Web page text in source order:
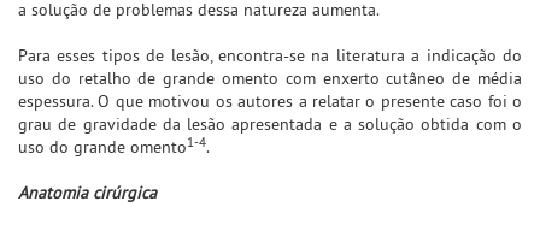
a solução de problemas dessa natureza aumenta.
Para esses tipos de lesão, encontra-se na literatura a indicação do
uso do retalho de grande omento com enxerto cutâneo de média
espessura. O que motivou os autores a relatar o presente caso foi o
grau de gravidade da lesão apresentada e a solução obtida com o
uso do grande omento1-4.
Anatomia cirúrgica